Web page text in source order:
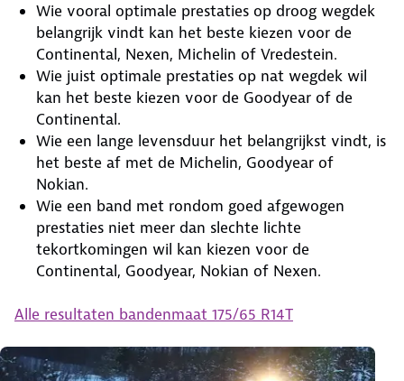
Wie vooral optimale prestaties op droog wegdek
belangrijk vindt kan het beste kiezen voor de
Continental, Nexen, Michelin of Vredestein.
Wie juist optimale prestaties op nat wegdek wil
kan het beste kiezen voor de Goodyear of de
Continental.
Wie een lange levensduur het belangrijkst vindt, is
het beste af met de Michelin, Goodyear of
Nokian.
Wie een band met rondom goed afgewogen
prestaties niet meer dan slechte lichte
tekortkomingen wil kan kiezen voor de
Continental, Goodyear, Nokian of Nexen.
Alle resultaten bandenmaat 175/65 R14T